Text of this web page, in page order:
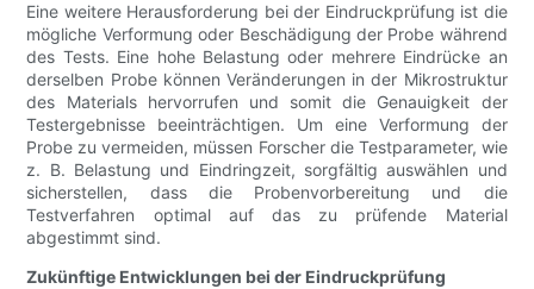
Eine weitere Herausforderung bei der Eindruckprüfung ist die
mögliche Verformung oder Beschädigung der Probe während
des Tests. Eine hohe Belastung oder mehrere Eindrücke an
derselben Probe können Veränderungen in der Mikrostruktur
des Materials hervorrufen und somit die Genauigkeit der
Testergebnisse beeinträchtigen. Um eine Verformung der
Probe zu vermeiden, müssen Forscher die Testparameter, wie
z. B. Belastung und Eindringzeit, sorgfältig auswählen und
sicherstellen, dass die Probenvorbereitung und die
Testverfahren optimal auf das zu prüfende Material
abgestimmt sind.
Zukünftige Entwicklungen bei der Eindruckprüfung